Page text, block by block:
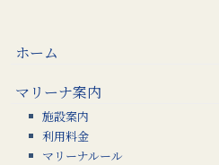
ホーム
マリーナ案内
施設案内
利用料金
マリーナルール